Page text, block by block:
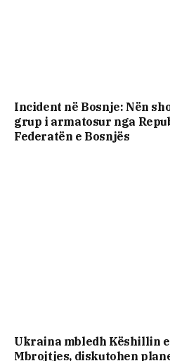
Incident në Bosnje: Nën
grup i armatosur nga
Federatën e Bosnjës
Ukraina mbledh Këshillin
Mbrojtjes, diskutohen